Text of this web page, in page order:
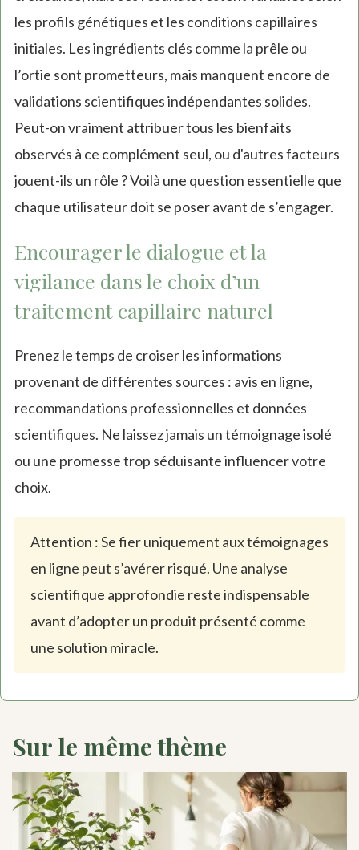
les profils génétiques et les conditions capillaires
initiales. Les ingrédients clés comme la prêle ou
l’ortie sont prometteurs, mais manquent encore de
validations scientifiques indépendantes solides.
Peut-on vraiment attribuer tous les bienfaits
observés à ce complément seul, ou d'autres facteurs
jouent-ils un rôle ? Voilà une question essentielle que
chaque utilisateur doit se poser avant de s’engager.
Encourager le dialogue et la
vigilance dans le choix d’un
traitement capillaire naturel
Prenez le temps de croiser les informations
provenant de différentes sources : avis en ligne,
recommandations professionnelles et données
scientifiques. Ne laissez jamais un témoignage isolé
ou une promesse trop séduisante influencer votre
choix.
Attention : Se fier uniquement aux témoignages
en ligne peut s’avérer risqué. Une analyse
scientifique approfondie reste indispensable
avant d’adopter un produit présenté comme
une solution miracle.
Sur le même thème